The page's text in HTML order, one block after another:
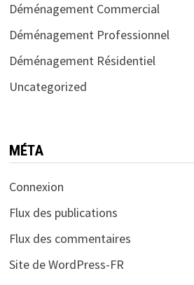
Déménagement Commercial
Déménagement Professionnel
Déménagement Résidentiel
Uncategorized
MÉTA
Connexion
Flux des publications
Flux des commentaires
Site de WordPress-FR